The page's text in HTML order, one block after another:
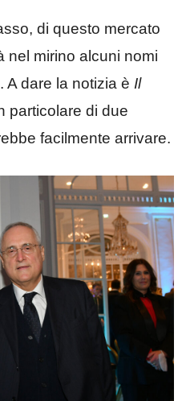
di questo mercato
nel mirino alcuni nomi
A dare la notizia è Il
particolare di due
facilmente arrivare.